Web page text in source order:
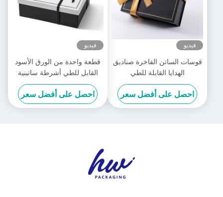
فيديو
قوسات الساتن الفاخرة صناديق
الهدايا القابلة للطي
احصل على أفضل سعر
فيديو
قطعة واحدة من الورق الأسود
القابل للطي أشرطة ساتينية
فاخرة من الورق الأبيض القابل
للطي
احصل على أفضل سعر